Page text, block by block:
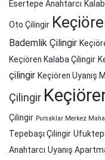
Esertepe Anahtarcı
Oto Çilingir
Bademlik Çilingir
Keçiören Kalaba Çilingir
çilingir Keçiören Uyanış
Çilingir
Çilingir Pursaklar Merkez
Tepebaşı Çilingir
Anahtarcı Uyanış